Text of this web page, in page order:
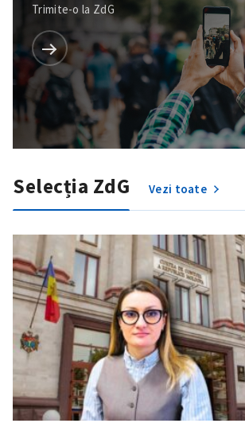
SUSȚINE
Trimite-o la ZdG
Selecția ZdG Vezi toate